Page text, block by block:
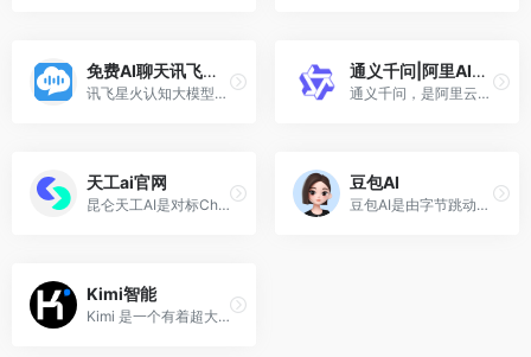
免费AI聊天讯飞星火
讯飞星火认知大模型，能够基于自然对话方式理解与执行任务，提供语言理解、知识问答、逻辑推理、数学题解答、代码理解与编写等多种能力。
通义千问|阿里AI语言模型
通义千问，是阿里云推出的一个超大规模的语言模型，功能包括多轮对话、文案创作、逻辑推理、多模态理解、多语言支持。能够跟人类进行多轮的交互，也融入了多模态的知识理解，且有文案创作能力，能够续写小说，编写邮件等。
天工ai官网
昆仑天工AI是对标ChatGPT的双千亿级大语言模型，也是一个对话式AI助手。「天工」通过自然语言与用户进行问答交互，AI生成能力可满足文案创作、知识问答、逻辑推演、数理推算、代码编程等多元化需求。天工作为一款大型语言模型，拥有强大的自然语言处理和智能交互能力，能够实现智能问答、聊天互动、文本生成等多种应用场景，并且具有丰富的知识储备，涵盖科学、技术、文化、艺术、历史等领域。
豆包AI
豆包AI是由字节跳动推出的一款多功能人工智能工具，旨在通过智能化服务提升用户体验，提供对话交流、写作辅助、学习支持、图片生成等多种功能
Kimi智能
Kimi 是一个有着超大“内存”的智能助手，可以一口气读完二十万字的小说，还会上网冲浪，快来跟他聊聊吧 | Kimi.ai - Moonshot AI 出品的智能助手